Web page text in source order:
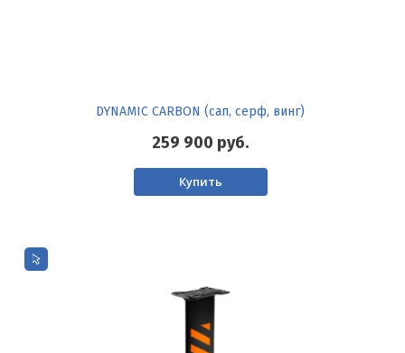
DYNAMIC CARBON (сап, серф, винг)
259 900 руб.
Купить